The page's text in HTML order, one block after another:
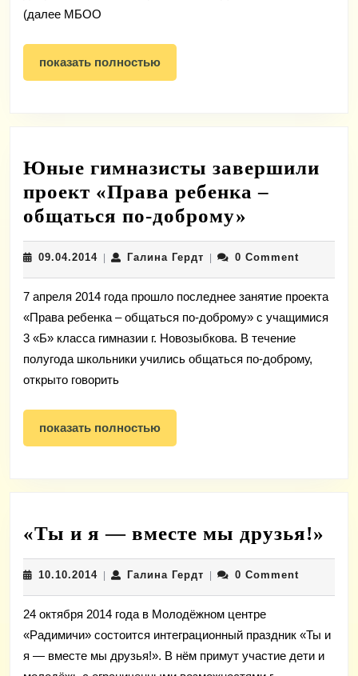
(далее МБОО
показать полностьюпоказать
полностью
Юные гимназисты завершили
проект «Права ребенка –
общаться по-доброму»
завершили
«Права
ребенка
–
09.04.201409.04.2014
| Галина ГердтГалина
| 0 Comment
7 апреля 2014 года прошло последнее занятие проекта
«Права ребенка – общаться по-доброму» с учащимися
3 «Б» класса гимназии г. Новозыбкова. В течение
полугода школьники учились общаться по-доброму,
открыто говорить
показать полностьюпоказать
полностью
«Ты и я — вместе мы друзья!»
и
мы
10.10.201410.10.2014
| Галина ГердтГалина
| 0 Comment
24 октября 2014 года в Молодёжном центре
«Радимичи» состоится интеграционный праздник «Ты и
я — вместе мы друзья!». В нём примут участие дети и